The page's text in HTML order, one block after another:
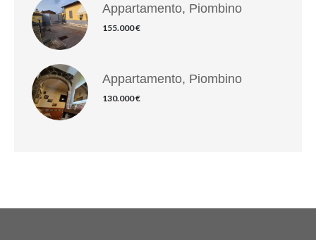
Appartamento, Piombino
155.000 €
Appartamento, Piombino
130.000 €